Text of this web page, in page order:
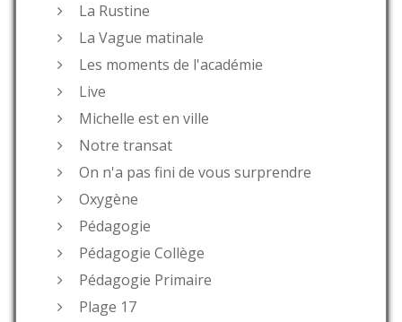
La Rustine
La Vague matinale
Les moments de l'académie
Live
Michelle est en ville
Notre transat
On n'a pas fini de vous surprendre
Oxygène
Pédagogie
Pédagogie Collège
Pédagogie Primaire
Plage 17